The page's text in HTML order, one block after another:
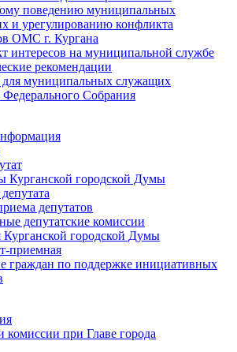
поведению муниципальных
и урегулированию конфликта
ОМС г. Кургана
интересов на муниципальной службе
рекомендации
для муниципальных служащих
Cобрания
Курганской городской Думы
депутатов
депутатские комиссии
городской Думы
приемная
граждан по поддержке инициативных
комиссии при Главе города